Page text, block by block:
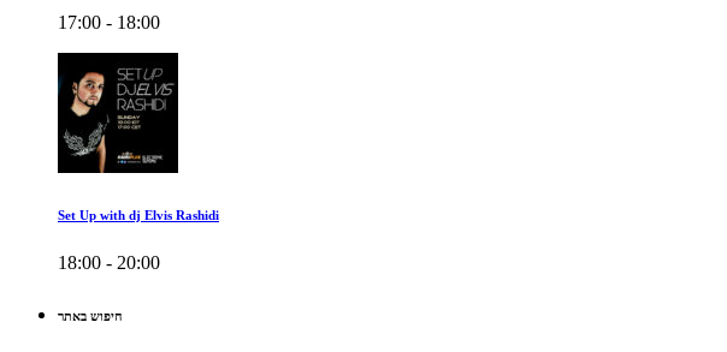
17:00 - 18:00
Set Up with dj Elvis Rashidi
18:00 - 20:00
חיפוש באתר